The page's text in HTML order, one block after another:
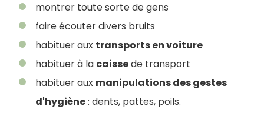
montrer toute sorte de gens
faire écouter divers bruits
habituer aux transports en voiture
habituer à la caissede transport
habituer aux manipulations des gestes
d'hygiène: dents, pattes, poils.